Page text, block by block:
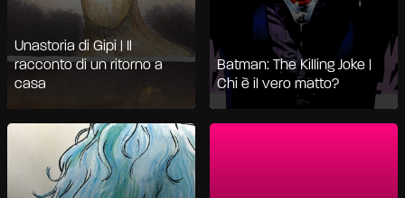
Unastoria di Gipi | Il
racconto di un ritorno a
casa
Batman: The Killing Joke |
Chi è il vero matto?